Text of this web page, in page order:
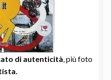
di autenticità , più foto